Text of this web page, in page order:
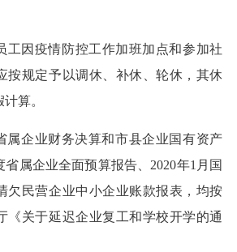
工因疫情防控工作加班加点和参加社
按规定予以调休、补休、轮休，其休
算。
属企业财务决算和市县企业国有资产
省属企业全面预算报告、2020年1月国
欠民营企业中小企业账款报表，均按
《关于延迟企业复工和学校开学的通